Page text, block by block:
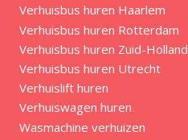
Verhuisbus huren Haarlem
Verhuisbus huren Rotterdam
Verhuisbus huren Zuid-Holland
Verhuisbus huren Utrecht
Verhuislift huren
Verhuiswagen huren
Wasmachine verhuizen